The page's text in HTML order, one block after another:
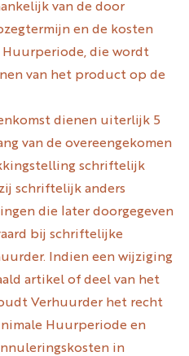
van de door
en de kosten
Huurperiode, die wordt
van het product op de
dienen uiterlijk 5
van de overeengekomen
schriftelijk
schriftelijk anders
die later doorgegeven
bij schriftelijke
Indien een wijziging
artikel of deel van het
Verhuurder het recht
Huurperiode en
in